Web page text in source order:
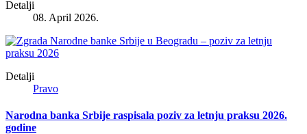
Detalji
08. April 2026.
Detalji
Pravo
Narodna banka Srbije raspisala poziv za letnju praksu 2026.
godine